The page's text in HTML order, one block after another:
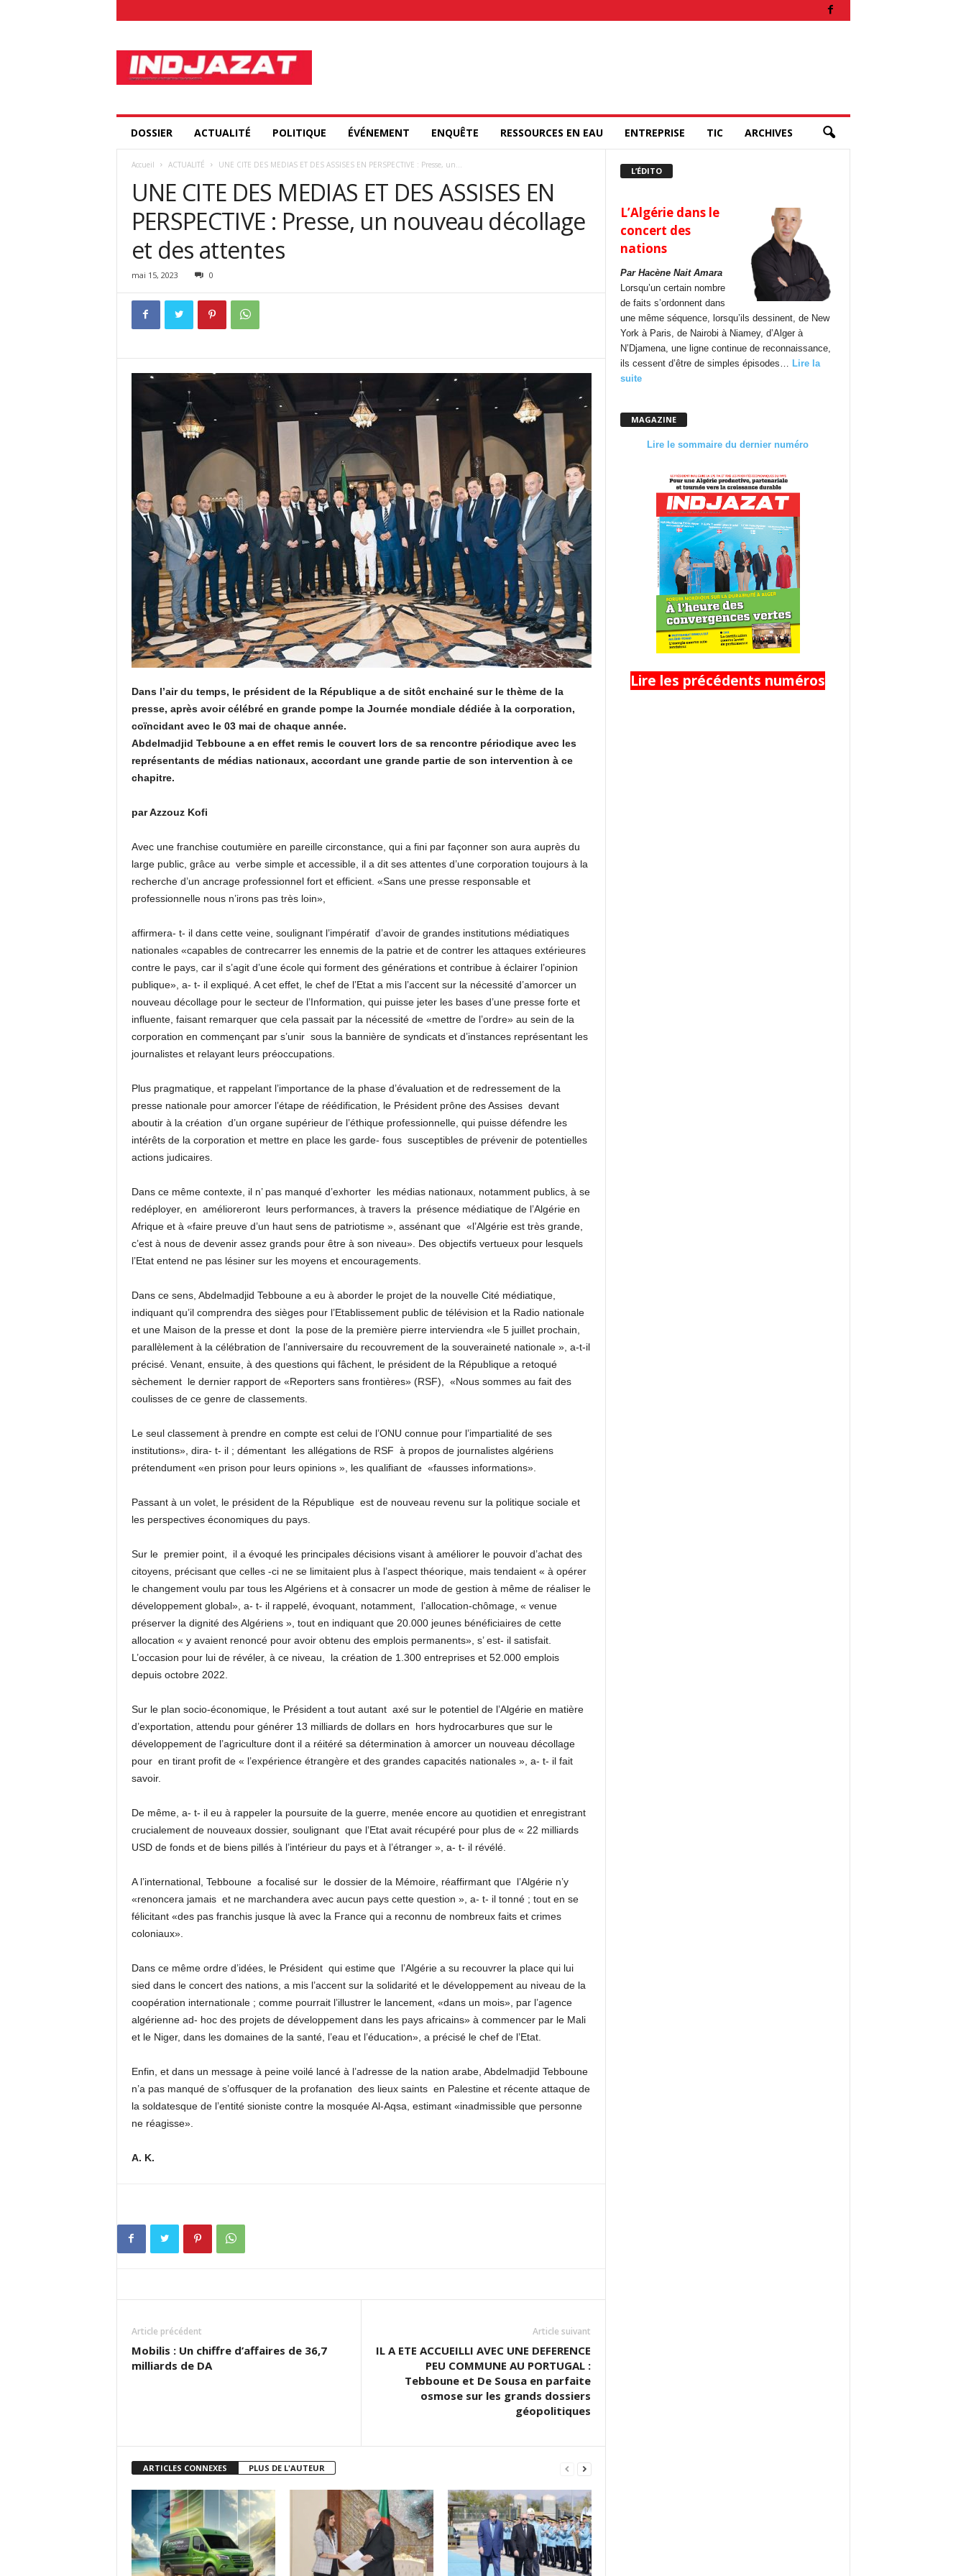
n
DOSSIER ACTUALITÉ POLITIQUE ÉVÉNEMENT ENQUÊTE RESSOURCES EN EAU ENTREPRISE TIC ARCHIVES
Accueil ACTUALITÉ UNE CITE DES MEDIAS ET DES ASSISES EN PERSPECTIVE : Presse, un...
UNE CITE DES MEDIAS ET DES ASSISES EN
PERSPECTIVE : Presse, un nouveau décollage
et des attentes
mai 15, 2023 0
Dans l’air du temps, le président de la République a de sitôt enchainé sur le thème de la
presse, après avoir célébré en grande pompe la Journée mondiale dédiée à la corporation,
coïncidant avec le 03 mai de chaque année.
Abdelmadjid Tebboune a en effet remis le couvert lors de sa rencontre périodique avec les
représentants de médias nationaux, accordant une grande partie de son intervention à ce
chapitre.
par Azzouz Kofi
Avec une franchise coutumière en pareille circonstance, qui a fini par façonner son aura auprès du
large public, grâce au verbe simple et accessible, il a dit ses attentes d’une corporation toujours à la
recherche d’un ancrage professionnel fort et efficient. «Sans une presse responsable et
professionnelle nous n’irons pas très loin»,
affirmera- t- il dans cette veine, soulignant l’impératif d’avoir de grandes institutions médiatiques
nationales «capables de contrecarrer les ennemis de la patrie et de contrer les attaques extérieures
contre le pays, car il s’agit d’une école qui forment des générations et contribue à éclairer l’opinion
publique», a- t- il expliqué. A cet effet, le chef de l’Etat a mis l’accent sur la nécessité d’amorcer un
nouveau décollage pour le secteur de l’Information, qui puisse jeter les bases d’une presse forte et
influente, faisant remarquer que cela passait par la nécessité de «mettre de l’ordre» au sein de la
corporation en commençant par s’unir sous la bannière de syndicats et d’instances représentant les
journalistes et relayant leurs préoccupations.
Plus pragmatique, et rappelant l’importance de la phase d’évaluation et de redressement de la
presse nationale pour amorcer l’étape de réédification, le Président prône des Assises devant
aboutir à la création d’un organe supérieur de l’éthique professionnelle, qui puisse défendre les
intérêts de la corporation et mettre en place les garde- fous susceptibles de prévenir de potentielles
actions judicaires.
Dans ce même contexte, il n’ pas manqué d’exhorter les médias nationaux, notamment publics, à se
redéployer, en amélioreront leurs performances, à travers la
présence médiatique de l’Algérie en
Afrique et à «faire preuve d’un haut sens de patriotisme », assénant que «l’Algérie est très grande,
c’est à nous de devenir assez grands pour être à son niveau». Des objectifs vertueux pour lesquels
l’Etat entend ne pas lésiner sur les moyens et encouragements.
Dans ce sens, Abdelmadjid Tebboune a eu à aborder le projet de la nouvelle Cité médiatique,
indiquant qu’il comprendra des sièges pour l’Etablissement public de télévision et la Radio nationale
et une Maison de la presse et dont la pose de la première pierre interviendra «le 5 juillet prochain,
parallèlement à la célébration de l’anniversaire du recouvrement de la souveraineté nationale », a-t-il
précisé. Venant, ensuite, à des questions qui fâchent, le président de la République a retoqué
sèchement le dernier rapport de «Reporters sans frontières» (RSF),
«Nous sommes au fait des
coulisses de ce genre de classements.
Le seul classement à prendre en compte est celui de l’ONU connue pour l’impartialité de ses
institutions», dira- t- il ; démentant les allégations de RSF à propos de journalistes algériens
prétendument «en prison pour leurs opinions », les qualifiant de «fausses informations».
Passant à un volet, le président de la République est de nouveau revenu sur la politique sociale et
les perspectives économiques du pays.
Sur le premier point,
il a évoqué les principales décisions visant à améliorer le pouvoir d’achat des
citoyens, précisant que celles -ci ne se limitaient plus à l’aspect théorique, mais tendaient « à opérer
le changement voulu par tous les Algériens et à consacrer un mode de gestion à même de réaliser le
développement global», a- t- il rappelé, évoquant, notamment,
l’allocation-chômage, « venue
préserver la dignité des Algériens », tout en indiquant que 20.000 jeunes bénéficiaires de cette
allocation « y avaient renoncé pour avoir obtenu des emplois permanents», s’ est- il satisfait.
L’occasion pour lui de révéler, à ce niveau,
la création de 1.300 entreprises et 52.000 emplois
depuis octobre 2022.
Sur le plan socio-économique, le Président a tout autant axé sur le potentiel de l’Algérie en matière
d’exportation, attendu pour générer 13 milliards de dollars en
hors hydrocarbures que sur le
développement de l’agriculture dont il a réitéré sa détermination à amorcer un nouveau décollage
pour en tirant profit de « l’expérience étrangère et des grandes capacités nationales », a- t- il fait
savoir.
De même, a- t- il eu à rappeler la poursuite de la guerre, menée encore au quotidien et enregistrant
crucialement de nouveaux dossier, soulignant que l’Etat avait récupéré pour plus de « 22 milliards
USD de fonds et de biens pillés à l’intérieur du pays et à l’étranger », a- t- il révélé.
A l’international, Tebboune a focalisé sur le dossier de la Mémoire, réaffirmant que l’Algérie n’y
«renoncera jamais et ne marchandera avec aucun pays cette question », a- t- il tonné ; tout en se
félicitant «des pas franchis jusque là avec la France qui a reconnu de nombreux faits et crimes
coloniaux».
Dans ce même ordre d’idées, le Président qui estime que l’Algérie a su recouvrer la place qui lui
sied dans le concert des nations, a mis l’accent sur la solidarité et le développement au niveau de la
coopération internationale ; comme pourrait l’illustrer le lancement, «dans un mois», par l’agence
algérienne ad- hoc des projets de développement dans les pays africains» à commencer par le Mali
et le Niger, dans les domaines de la santé, l’eau et l’éducation», a précisé le chef de l’Etat.
Enfin, et dans un message à peine voilé lancé à l’adresse de la nation arabe, Abdelmadjid Tebboune
n’a pas manqué de s’offusquer de la profanation des lieux saints en Palestine et récente attaque de
la soldatesque de l’entité sioniste contre la mosquée Al-Aqsa, estimant «inadmissible que personne
ne réagisse».
A. K.
Article précédent
Mobilis : Un chiffre d’affaires de 36,7
milliards de DA
Article suivant
IL A ETE ACCUEILLI AVEC UNE DEFERENCE
PEU COMMUNE AU PORTUGAL :
Tebboune et De Sousa en parfaite
osmose sur les grands dossiers
géopolitiques
ARTICLES CONNEXES PLUS DE L'AUTEUR
L’ÉDITO
L’Algérie dans le
concert des
nations
Par Hacène Nait Amara
Lorsqu’un certain nombre
de faits s’ordonnent dans
une même séquence, lorsqu’ils dessinent, de New
York à Paris, de Nairobi à Niamey, d’Alger à
N’Djamena, une ligne continue de reconnaissance,
ils cessent d’être de simples épisodes…
Lire la
suite
MAGAZINE
Lire le sommaire du dernier numéro
Lire les précédents numéros